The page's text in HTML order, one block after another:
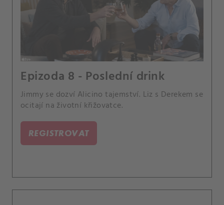
Epizoda 8 - Poslední drink
Jimmy se dozví Alicino tajemství. Liz s Derekem se
ocitají na životní křižovatce.
REGISTROVAT